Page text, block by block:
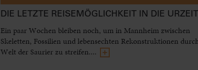
DIE LETZTE REISEMÖGLICHKEIT IN DIE URZEIT
Ein paar Wochen bleiben noch, um in Mannheim zwischen
Skeletten, Fossilien und lebensechten Rekonstruktionen
Welt der Saurier zu streifen....